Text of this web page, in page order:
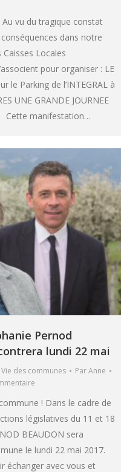
vu du tragique constat
dans notre
Caisses Locales
pour organiser : LE
le Parking de l’INTEGRAL à
UNE GRANDE JOURNEE
Cette manifestation…
Pernod
lundi 22 mai
Vie des communes ParAnne
! Dans le cadre de
législatives du 11 et 18
BEAUDON sera
le lundi 22 mai 2017.
échanger avec vous et